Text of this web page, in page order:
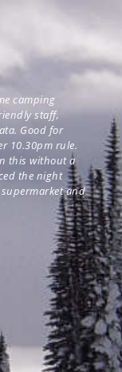
camping
staff,
Good for
10.30pm rule.
this without a
the night
and